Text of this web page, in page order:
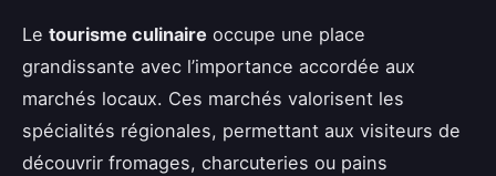
Le tourisme culinaire occupe une place
grandissante avec l’importance accordée aux
marchés locaux. Ces marchés valorisent les
spécialités régionales, permettant aux visiteurs de
découvrir fromages, charcuteries ou pains